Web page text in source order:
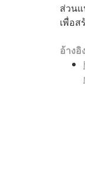
ส่วน
เพื่อส
อ้างอิ